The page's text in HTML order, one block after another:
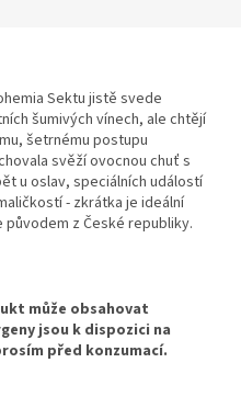
Sektu jistě svede
šumivých vínech, ale chtějí
šetrnému postupu
svěží ovocnou chuť s
u oslav, speciálních událostí
- zkrátka je ideální
z České republiky.